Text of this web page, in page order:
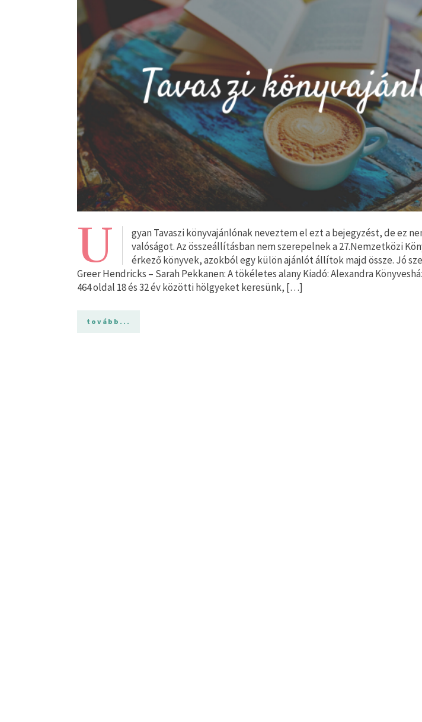
U
gyan Tavaszi könyvajánlónak neveztem el ezt a bejegyzést, de ez
valóságot. Az összeállításban nem szerepelnek a 27.Nemzetközi
érkező könyvek, azokból egy külön ajánlót állítok majd össze. Jó
Greer Hendricks – Sarah Pekkanen: A tökéletes alany Kiadó: Alexandra
464 oldal 18 és 32 év közötti hölgyeket keresünk, […]
tovább...